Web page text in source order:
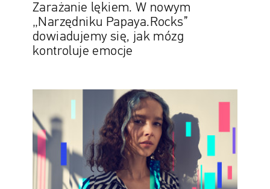
Zarażanie lękiem. W nowym
„Narzędniku Papaya.Rocks”
dowiadujemy się, jak mózg
kontroluje emocje
od
TikToka
Papaya